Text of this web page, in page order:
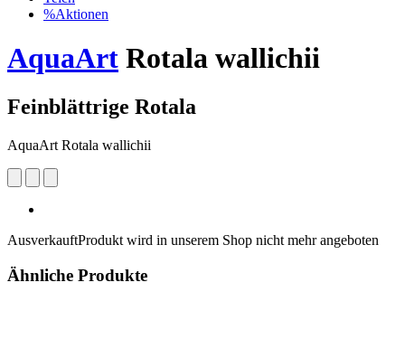
%Aktionen
AquaArt Rotala wallichii
Feinblättrige Rotala
AquaArt Rotala wallichii
AusverkauftProdukt wird in unserem Shop nicht mehr angeboten
Ähnliche Produkte